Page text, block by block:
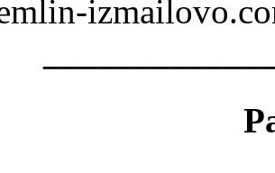
-izmailovo.